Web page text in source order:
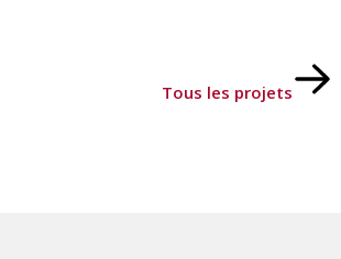
Tous les projets